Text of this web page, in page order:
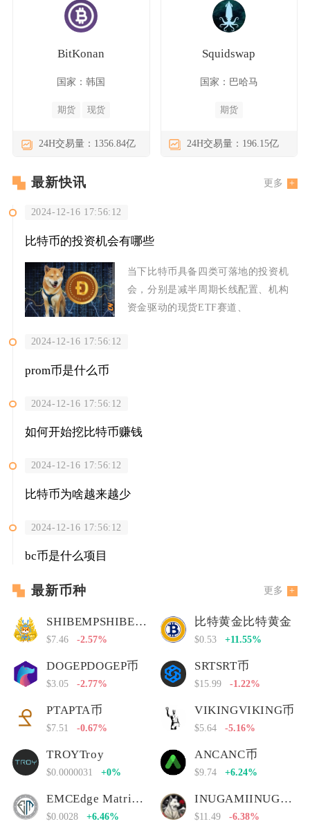
BitKonan
国家：韩国
期货 现货
24H交易量：1356.84亿
Squidswap
国家：巴哈马
期货
24H交易量：196.15亿
最新快讯 更多
2024-12-16 17:56:12
比特币的投资机会有哪些
当下比特币具备四类可落地的投资机
会，分别是减半周期长线配置、机构
资金驱动的现货ETF赛道、
2024-12-16 17:56:12
prom币是什么币
2024-12-16 17:56:12
如何开始挖比特币赚钱
2024-12-16 17:56:12
比特币为啥越来越少
2024-12-16 17:56:12
bc币是什么项目
最新币种 更多
SHIBEMPSHIBEMP币
$7.46 -2.57%
比特黄金比特黄金
$0.53 +11.55%
DOGEPDOGEP币
$3.05 -2.77%
SRTSRT币
$15.99 -1.22%
PTAPTA币
$7.51 -0.67%
VIKINGVIKING币
$5.64 -5.16%
TROYTroy
$0.0000031 +0%
ANCANC币
$9.74 +6.24%
EMCEdge Matrix Chain
$0.0028 +6.46%
INUGAMIINUGAMI币
$11.49 -6.38%